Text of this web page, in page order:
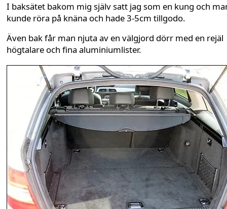
I baksätet bakom mig själv satt jag som en kung och
kunde röra på knäna och hade 3-5cm tillgodo.
Även bak får man njuta av en välgjord dörr med en rejäl
högtalare och fina aluminiumlister.